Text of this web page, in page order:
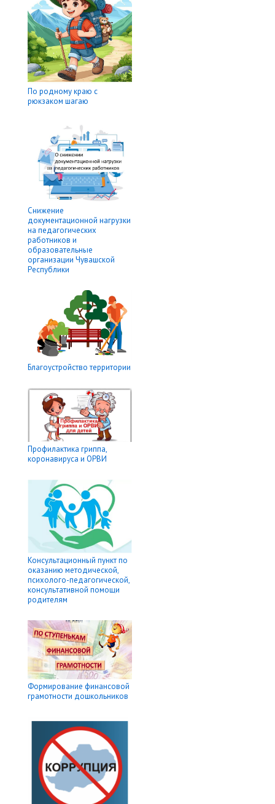
По родному краю с
рюкзаком шагаю
Снижение
документационной нагрузки
на педагогических
работников и
образовательные
организации Чувашской
Республики
Благоустройство территории
Профилактика гриппа,
коронавируса и ОРВИ
Консультационный пункт по
оказанию методической,
психолого-педагогической,
консультативной помощи
родителям
Формирование финансовой
грамотности дошкольников